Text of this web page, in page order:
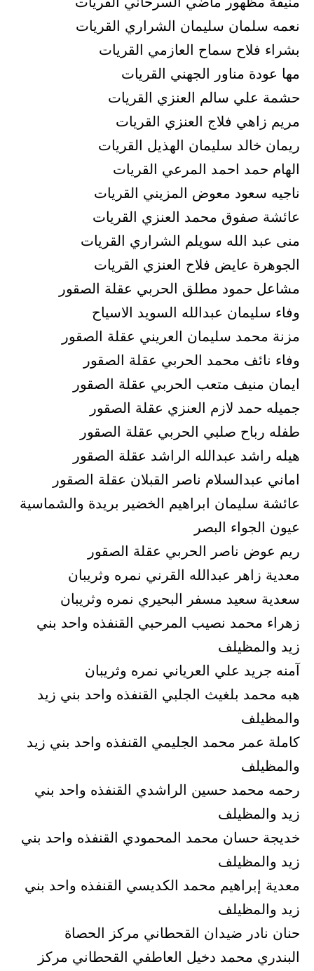
نعمه سلمان سليمان الشراري القريات
بشراء فلاح سماح العازمي القريات
مها عودة مناور الجهني القريات
حشمة علي سالم العنزي القريات
مريم زاهي فلاج العنزي القريات
ريمان خالد سليمان الهذيل القريات
الهام حمد احمد المرعي القريات
ناجيه سعود معوض المزيني القريات
عائشة صفوق محمد العنزي القريات
منى عبد الله سويلم الشراري القريات
الجوهرة عايض فلاح العنزي القريات
مشاعل حمود مطلق الحربي عقلة الصقور
وفاء سليمان عبدالله السويد الاسياح
مزنة محمد سليمان العريني عقلة الصقور
وفاء نائف محمد الحربي عقلة الصقور
ايمان منيف متعب الحربي عقلة الصقور
جميله حمد لازم العنزي عقلة الصقور
طفله رباح صلبي الحربي عقلة الصقور
هيله راشد عبدالله الراشد عقلة الصقور
اماني عبدالسلام ناصر القبلان عقلة الصقور
عائشة سليمان ابراهيم الخضير بريدة والشماسية
عيون الجواء البصر
ريم عوض ناصر الحربي عقلة الصقور
معدية زاهر عبدالله القرني نمره وثريبان
سعدية سعيد مسفر البحيري نمره وثريبان
زهراء محمد نصيب المرحبي القنفذه واحد بني
زيد والمظيلف
آمنه جريد علي العرياني نمره وثريبان
هبه محمد بلغيث الجلبي القنفذه واحد بني زيد
والمظيلف
كاملة عمر محمد الجليمي القنفذه واحد بني زيد
والمظيلف
رحمه محمد حسين الراشدي القنفذه واحد بني
زيد والمظيلف
خديجة حسان محمد المحمودي القنفذه واحد بني
زيد والمظيلف
معدية إبراهيم محمد الكديسي القنفذه واحد بني
زيد والمظيلف
حنان نادر ضيدان القحطاني مركز الحصاة
البندري محمد دخيل العاطفي القحطاني مركز